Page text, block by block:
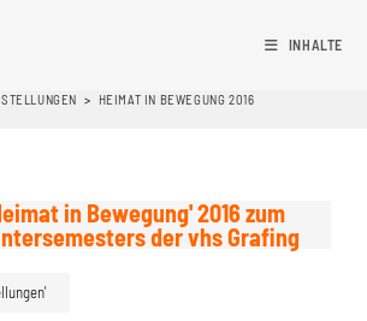
INHALTE
> HEIMAT IN BEWEGUNG 2016
in Bewegung' 2016 zum
der vhs Grafing